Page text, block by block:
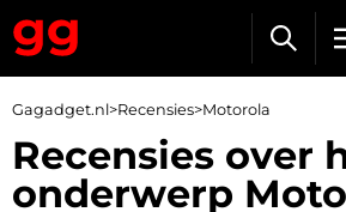
Gagadget.nl>Recensies>Motorola
Recensies over
onderwerp